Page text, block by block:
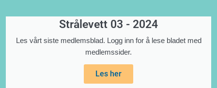
Strålevett 03 - 2024
Les vårt siste medlemsblad. Logg inn for å lese bladet med
medlemssider.
Les her